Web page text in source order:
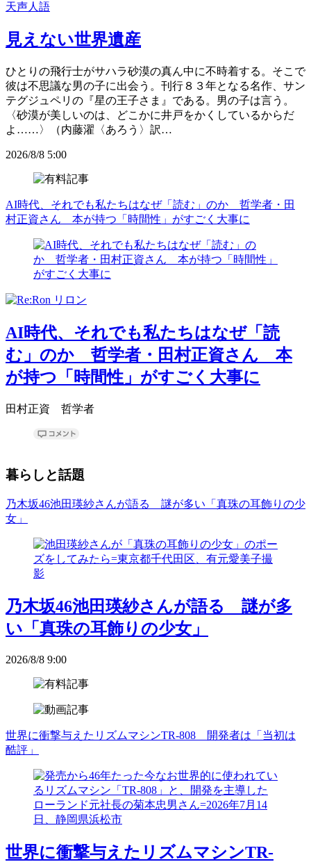
天声人語
見えない世界遺産
ひとりの飛行士がサハラ砂漠の真ん中に不時着する。そこで
彼は不思議な男の子に出会う。刊行８３年となる名作、サン
テグジュペリの『星の王子さま』である。男の子は言う。
〈砂漠が美しいのは、どこかに井戸をかくしているからだ
よ……〉（内藤濯〈あろう〉訳…
2026/8/8 5:00
AI時代、それでも私たちはなぜ「読む」のか 哲学者・田
村正資さん 本が持つ「時間性」がすごく大事に
AI時代、それでも私たちはなぜ「読
む」のか 哲学者・田村正資さん 本
が持つ「時間性」がすごく大事に
田村正資 哲学者
暮らしと話題
乃木坂46池田瑛紗さんが語る 謎が多い「真珠の耳飾りの少
女」
乃木坂46池田瑛紗さんが語る 謎が多
い「真珠の耳飾りの少女」
2026/8/8 9:00
世界に衝撃与えたリズムマシンTR-808 開発者は「当初は
酷評」
世界に衝撃与えたリズムマシンTR-